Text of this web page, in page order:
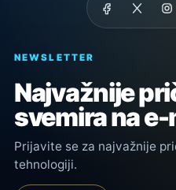
NEWSLETTER
Najvažnije
svemira na
Prijavite se za najvažnije
tehnologiji.